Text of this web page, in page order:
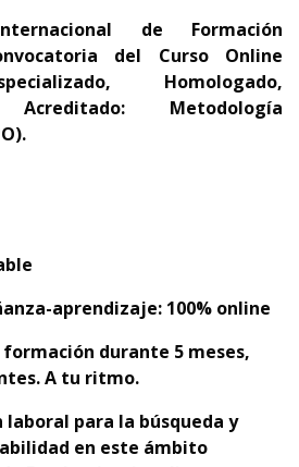
de Formación
del
Curso Online
Homologado,
Metodología
aprendizaje: 100% online
formación durante 5 meses,
A tu ritmo.
para la búsqueda y
en este ámbito